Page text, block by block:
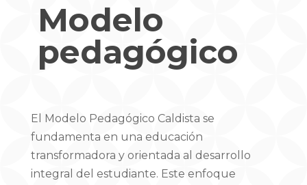
Modelo
pedagógico
El Modelo Pedagógico Caldista se
fundamenta en una educación
transformadora y orientada al desarrollo
integral del estudiante. Este enfoque